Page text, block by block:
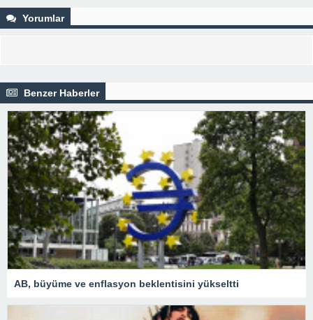
Yorumlar
Benzer Haberler
AB, büyüme ve enflasyon beklentisini yükseltti